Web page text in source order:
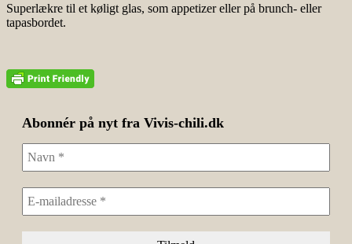
Superlækre til et køligt glas, som appetizer eller på brunch- eller
tapasbordet.
Abonnér på nyt fra Vivis-chili.dk